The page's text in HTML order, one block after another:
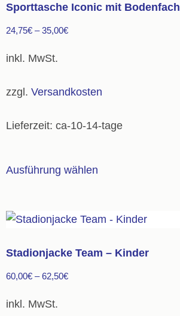
Sporttasche Iconic mit Bodenfach
24,75€ –35,00€
inkl. MwSt.
zzgl. Versandkosten
Lieferzeit: ca-10-14-tage
Ausführung wählen
Stadionjacke Team – Kinder
60,00€ –62,50€
inkl. MwSt.